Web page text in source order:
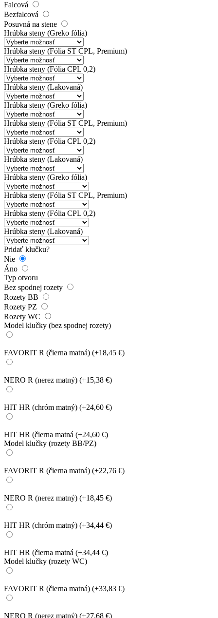
Falcová
Bezfalcová
Posuvná na stene
Hrúbka steny (Greko fólia)
Hrúbka steny (Fólia ST CPL, Premium)
Hrúbka steny (Fólia CPL 0,2)
Hrúbka steny (Lakovaná)
Hrúbka steny (Greko fólia)
Hrúbka steny (Fólia ST CPL, Premium)
Hrúbka steny (Fólia CPL 0,2)
Hrúbka steny (Lakovaná)
Hrúbka steny (Greko fólia)
Hrúbka steny (Fólia ST CPL, Premium)
Hrúbka steny (Fólia CPL 0,2)
Hrúbka steny (Lakovaná)
Pridať klučku?
Nie
Áno
Typ otvoru
Bez spodnej rozety
Rozety BB
Rozety PZ
Rozety WC
Model klučky (bez spodnej rozety)
FAVORIT R (čierna matná) (+18,45 €)
NERO R (nerez matný) (+15,38 €)
HIT HR (chróm matný) (+24,60 €)
HIT HR (čierna matná (+24,60 €)
Model klučky (rozety BB/PZ)
FAVORIT R (čierna matná) (+22,76 €)
NERO R (nerez matný) (+18,45 €)
HIT HR (chróm matný) (+34,44 €)
HIT HR (čierna matná (+34,44 €)
Model klučky (rozety WC)
FAVORIT R (čierna matná) (+33,83 €)
NERO R (nerez matný) (+27,68 €)